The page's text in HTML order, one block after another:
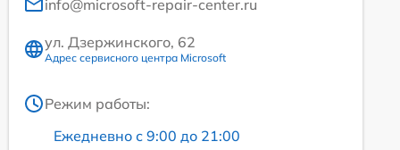
info@microsoft-repair-center.ru
ул. Дзержинского, 62
Адрес сервисного центра Microsoft
Режим работы:
Ежедневно с 9:00 до 21:00